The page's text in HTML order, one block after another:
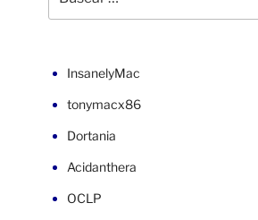
por:
InsanelyMac
tonymacx86
Dortania
Acidanthera
OCLP